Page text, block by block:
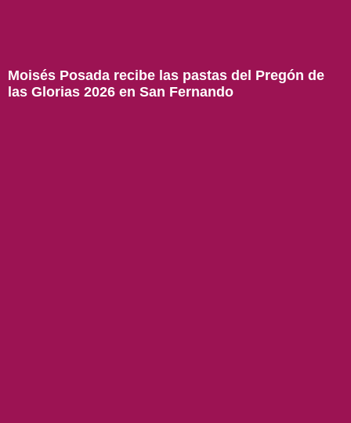
Moisés Posada recibe las pastas del Pregón de
las Glorias 2026 en San Fernando